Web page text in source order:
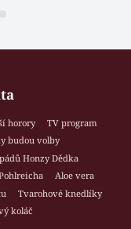
horory
TV program
budou volby
Honzy Dědka
Aloe vera
Tvarohové knedlíky
koláč